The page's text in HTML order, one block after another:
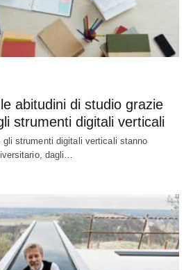
abitudini di studio grazie
strumenti digitali verticali
strumenti digitali verticali stanno
dagli…